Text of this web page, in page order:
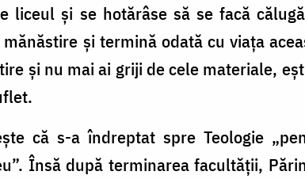
liceul și se hotărâse să se facă
și termină odată cu viața
și nu mai ai griji de cele materiale,
că s-a îndreptat spre Teologie
Însă după terminarea facultății,